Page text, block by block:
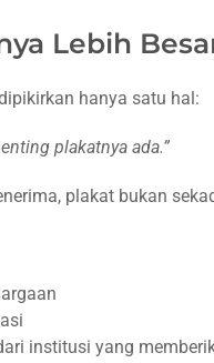
Lebih
hanya satu hal:
plakatnya ada.”
plakat bukan
institusi yang